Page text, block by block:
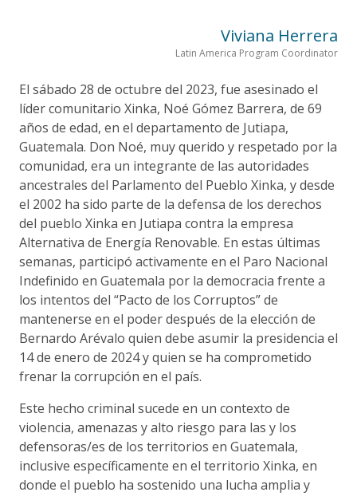
Viviana Herrera
Latin America Program Coordinator
El sábado 28 de octubre del 2023, fue asesinado el
líder comunitario Xinka, Noé Gómez Barrera, de 69
años de edad, en el departamento de Jutiapa,
Guatemala. Don Noé, muy querido y respetado por la
comunidad, era un integrante de las autoridades
ancestrales del Parlamento del Pueblo Xinka, y desde
el 2002 ha sido parte de la defensa de los derechos
del pueblo Xinka en Jutiapa contra la empresa
Alternativa de Energía Renovable. En estas últimas
semanas, participó activamente en el Paro Nacional
Indefinido en Guatemala por la democracia frente a
los intentos del “Pacto de los Corruptos” de
mantenerse en el poder después de la elección de
Bernardo Arévalo quien debe asumir la presidencia el
14 de enero de 2024 y quien se ha comprometido
frenar la corrupción en el país.
Este hecho criminal sucede en un contexto de
violencia, amenazas y alto riesgo para las y los
defensoras/es de los territorios en Guatemala,
inclusive específicamente en el territorio Xinka, en
donde el pueblo ha sostenido una lucha amplia y